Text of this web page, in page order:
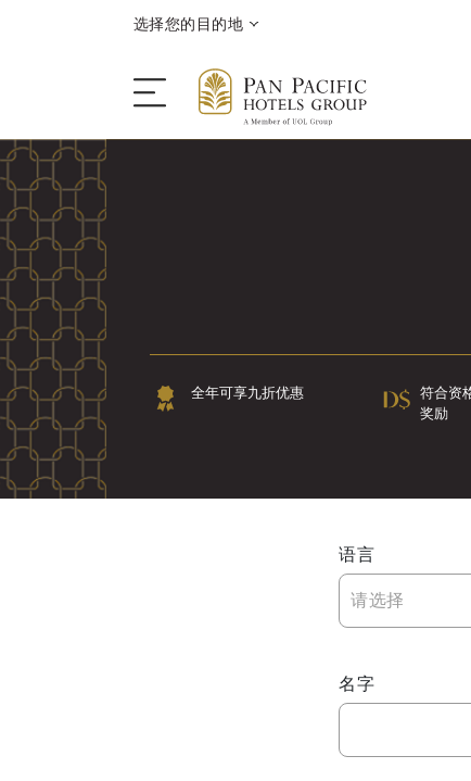
选择您的目的地
入住
目的地
优惠
会议和活动
庆典
全年可享九折优惠
符合资
奖励
语言
请选择
名字